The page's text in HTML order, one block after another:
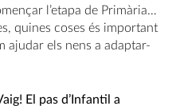
l’etapa de Primària…
quines coses és important
ajudar els nens a adaptar-
El pas d’Infantil a